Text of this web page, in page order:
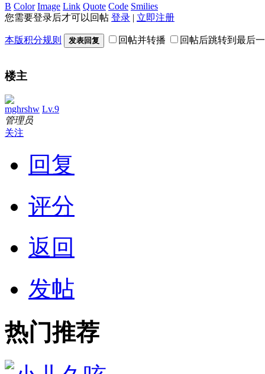
B Color Image Link Quote Code Smilies
您需要登录后才可以回帖 登录 | 立即注册
本版积分规则 发表回复 回帖并转播 回帖后跳转到最后
楼主
mghrshw Lv.9
管理员
关注
回复
评分
返回
发帖
热门推荐